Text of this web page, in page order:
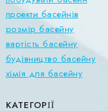
проекти басейнів
розмір басейну
вартість басейну
будівництво басейну
хімія для басейну
КАТЕГОРІЇ